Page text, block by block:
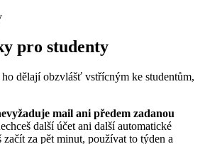
pro studenty
dělají obzvlášť vstřícným ke studentům,
mail ani předem zadanou
další účet ani další automatické
za pět minut, používat to týden a